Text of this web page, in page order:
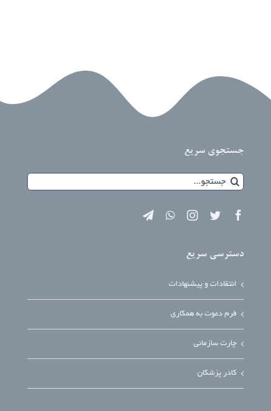
جستجوی سریع
جستجو
دسترسی سریع
انتقادات و پیشنهادات
فرم دعوت به همکاری
چارت سازمانی
کادر پزشکان